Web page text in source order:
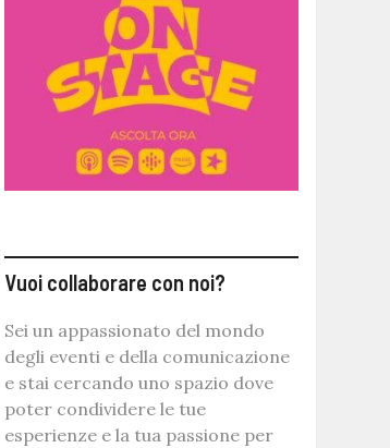
Vuoi collaborare con noi?
Sei un appassionato del mondo
degli eventi e della comunicazione
e stai cercando uno spazio dove
poter condividere le tue
esperienze e la tua passione per